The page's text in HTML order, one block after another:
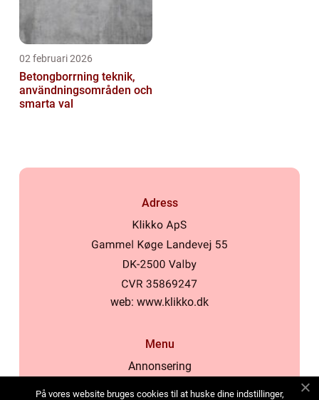
02 februari 2026
Betongborrning teknik,
användningsområden och
smarta val
Adress
web: www.klikko.dk
Menu
Annonsering
På vores website bruges cookies til at huske dine indstillinger,